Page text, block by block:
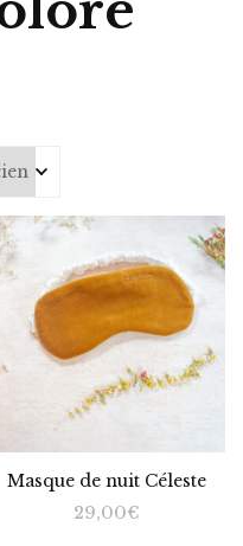
Masque de nuit Céleste
29,00€